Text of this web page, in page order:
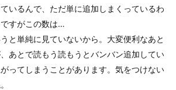
いるんで、ただ単に追加しまくっているわ
すがこの数は…
と単純に見ていないから。大変便利なあと
あとで読もう読もうとバンバン追加してい
ってしまうことがあります。気をつけない